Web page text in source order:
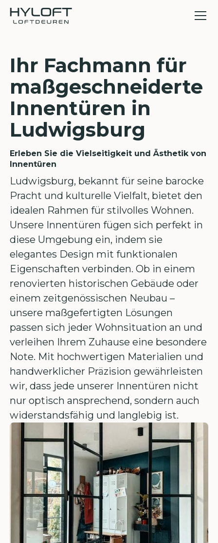
Ihr Fachmann für
maßgeschneiderte
Innentüren in
Ludwigsburg
Erleben Sie die Vielseitigkeit und Ästhetik von
Innentüren
Ludwigsburg, bekannt für seine barocke
Pracht und kulturelle Vielfalt, bietet den
idealen Rahmen für stilvolles Wohnen.
Unsere Innentüren fügen sich perfekt in
diese Umgebung ein, indem sie
elegantes Design mit funktionalen
Eigenschaften verbinden. Ob in einem
renovierten historischen Gebäude oder
einem zeitgenössischen Neubau –
unsere maßgefertigten Lösungen
passen sich jeder Wohnsituation an und
verleihen Ihrem Zuhause eine besondere
Note. Mit hochwertigen Materialien und
handwerklicher Präzision gewährleisten
wir, dass jede unserer Innentüren nicht
nur optisch ansprechend, sondern auch
widerstandsfähig und langlebig ist.